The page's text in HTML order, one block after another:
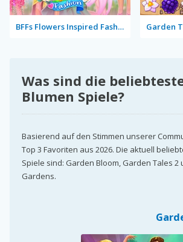
BFFs Flowers Inspired Fashion Garden
Was sind die
Blumen Spiele?
Basierend auf den Stimmen unserer
Top 3 Favoriten aus 2026. Die aktuell
Spiele sind: Garden Bloom, Garden Tales 2
Gardens.